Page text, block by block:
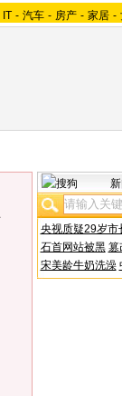
IT - 汽车 - 房产 - 家居 -
央视质疑29岁市
石首网站被黑 篡
宋美龄牛奶洗澡